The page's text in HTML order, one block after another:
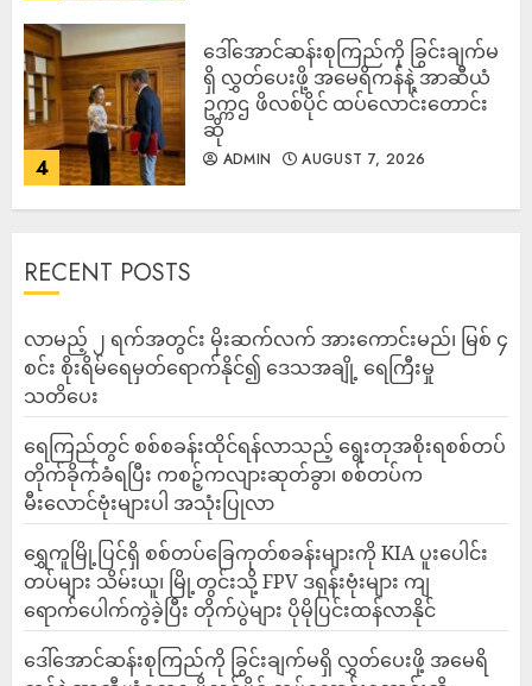
4
ဒေါ်အောင်ဆန်းစုကြည်ကို ခြွင်းချက်မ
ရှိ လွှတ်ပေးဖို့ အမေရိကန်နဲ့ အာဆီယံ
ဥက္ကဌ ဖိလစ်ပိုင် ထပ်လောင်းတောင်း
ဆို
ADMIN AUGUST 7, 2026
RECENT POSTS
လာမည့် ၂ ရက်အတွင်း မိုးဆက်လက် အားကောင်းမည်၊ မြစ် ၄
စင်း စိုးရိမ်ရေမှတ်ရောက်နိုင်၍ ဒေသအချို့ ရေကြီးမှု
သတိပေး
ရေကြည်တွင် စစ်စခန်းထိုင်ရန်လာသည့် ရွေးတုအစိုးရစစ်တပ်
တိုက်ခိုက်ခံရပြီး ကစဉ့်ကလျားဆုတ်ခွာ၊ စစ်တပ်က
မီးလောင်ဗုံးများပါ အသုံးပြုလာ
‎ရွှေကူမြို့ပြင်ရှိ စစ်တပ်ခြေကုတ်စခန်းများကို KIA ပူးပေါင်း
တပ်များ သိမ်းယူ၊ မြို့တွင်းသို့ FPV ဒရုန်းဗုံးများ ကျ
ရောက်ပေါက်ကွဲခဲ့ပြီး တိုက်ပွဲများ ပိုမိုပြင်းထန်လာနိုင်
ဒေါ်အောင်ဆန်းစုကြည်ကို ခြွင်းချက်မရှိ လွှတ်ပေးဖို့ အမေရိ